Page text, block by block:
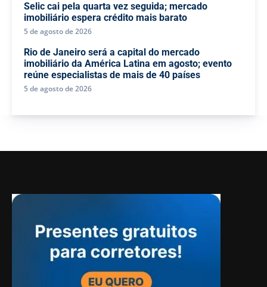
Selic cai pela quarta vez seguida; mercado
imobiliário espera crédito mais barato
5 de agosto de 2026
Rio de Janeiro será a capital do mercado
imobiliário da América Latina em agosto; evento
reúne especialistas de mais de 40 países
5 de agosto de 2026